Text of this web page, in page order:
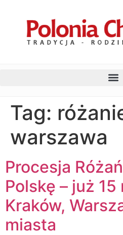
Tag:
warszawa
Procesja
Polskę – już 15
Kraków,
miasta